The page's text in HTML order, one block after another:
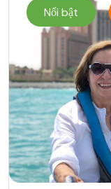
Nổi bật